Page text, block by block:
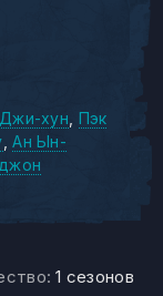
хун Пэк
Ан Ын-
1 сезонов